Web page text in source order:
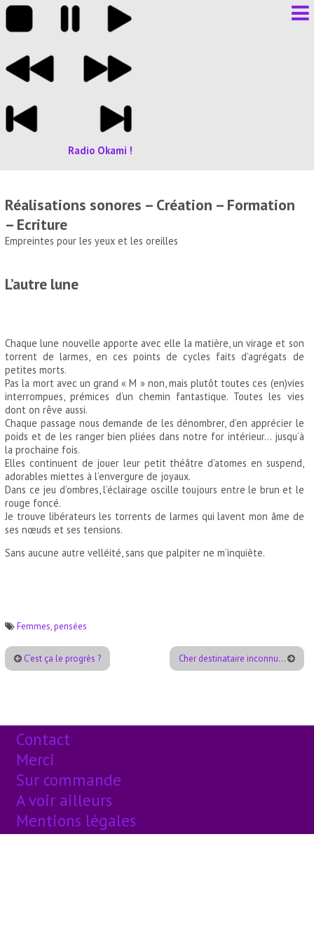
Radio Okami !
Réalisations sonores – Création – Formation
– Ecriture
Empreintes pour les yeux et les oreilles
L’autre lune
Chaque lune nouvelle apporte avec elle la matière, un virage et son
torrent de larmes, en ces points de cycles faits d’agrégats de
petites morts.
Pas la mort avec un grand « M » non, mais plutôt toutes ces (en)vies
interrompues, prémices d’un chemin fantastique. Toutes les vies
dont on rêve aussi.
Chaque passage nous demande de les dénombrer, d’en apprécier le
poids et de les ranger bien pliées dans notre for intérieur… jusqu’à
la prochaine fois.
Elles continuent de jouer leur petit théâtre d’atomes en suspend,
adorables miettes à l’envergure de joyaux.
Dans ce jeu d’ombres, l’éclairage oscille toujours entre le brun et le
rouge foncé.
Je trouve libérateurs les torrents de larmes qui lavent mon âme de
ses nœuds et ses tensions.
Sans aucune autre velléité, sans que palpiter ne m’inquiète.
Femmes,pensées
C’est ça le progrès ? Cher destinataire inconnu…
Contact
Merci
Sur commande
A voir ailleurs
Mentions légales